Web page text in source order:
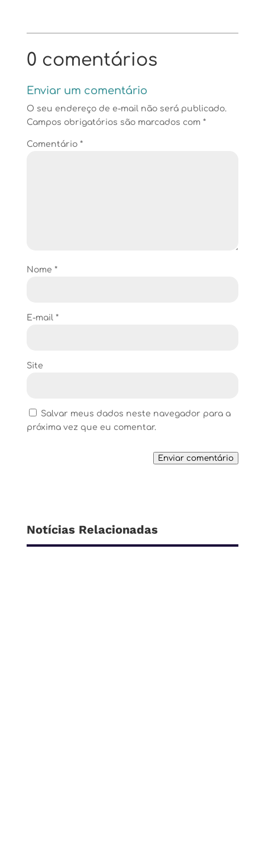
0 comentários
Enviar um comentário
O seu endereço de e-mail não será publicado.
Campos obrigatórios são marcados com *
Comentário *
Nome *
E-mail *
Site
Salvar meus dados neste navegador para a
próxima vez que eu comentar.
Enviar comentário
Notícias Relacionadas